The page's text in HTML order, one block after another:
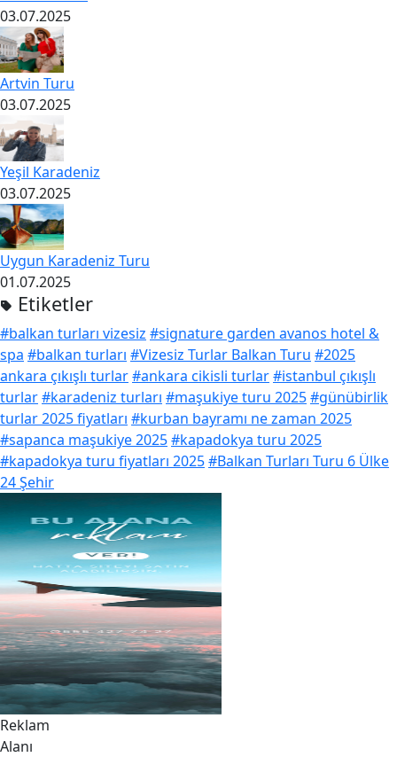
03.07.2025
Artvin Turu
03.07.2025
Yeşil Karadeniz
03.07.2025
Uygun Karadeniz Turu
01.07.2025
Etiketler
#balkan turları vizesiz #signature garden avanos hotel &
spa #balkan turları #Vizesiz Turlar Balkan Turu #2025
ankara çıkışlı turlar#ankara cikisli turlar#istanbul çıkışlı
turlar#karadeniz turları #maşukiye turu 2025#günübirlik
turlar 2025 fiyatları #kurban bayramı ne zaman 2025
#sapanca maşukiye 2025#kapadokya turu 2025
#kapadokya turu fiyatları 2025#Balkan Turları Turu 6 Ülke
24 Şehir
Reklam
Alanı